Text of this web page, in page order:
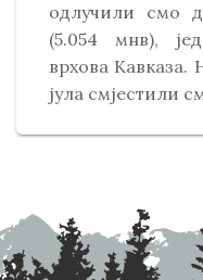
одлучили смо
(5.054 мнв),
врхова Kавказа.
јула смјестили